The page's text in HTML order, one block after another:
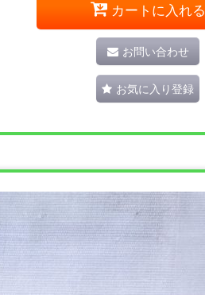
カートに入れる
お問い合わせ
お気に入り登録